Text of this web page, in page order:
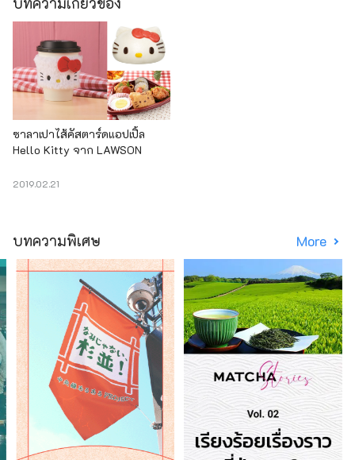
ซาลาเปาไส้คัสตาร์ดแอปเปิ้ล
Hello Kitty จาก LAWSON
2019.02.21
บทความพิเศษ More